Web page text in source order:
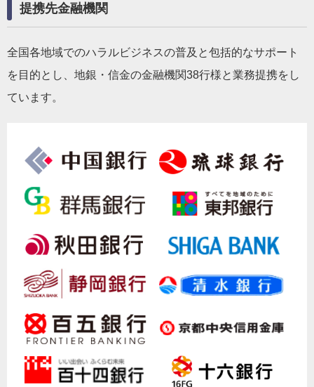
提携先金融機関
全国各地域でのハラルビジネスの普及と包括的なサポート
を目的とし、地銀・信金の金融機関38行様と業務提携をし
ています。